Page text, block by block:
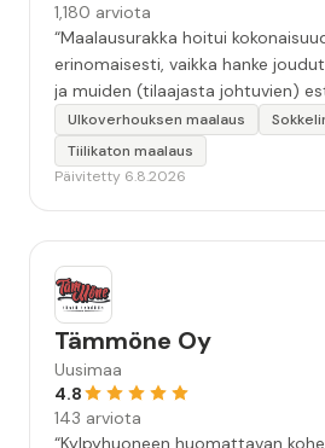
1,180 arviota
“Maalausurakka hoitui
erinomaisesti, vaikka hanke
ja muiden (tilaajasta johtuvien)
keskeyttämään n. 3 viikoksi.
hyvä, yhteydenpito erinomaista,
huolellisesti. Suosittelen.
Ulkoverhouksen maalaus
Tiilikaton maalaus
Päivitetty 6.8.2026
Tämmöne Oy
Uusimaa
4.8
143 arviota
“Kylpyhuoneen huomattavan